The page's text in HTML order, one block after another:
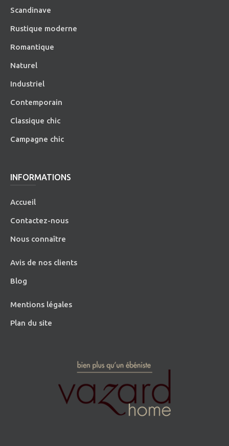
Scandinave
Rustique moderne
Romantique
Naturel
Industriel
Contemporain
Classique chic
Campagne chic
INFORMATIONS
Accueil
Contactez-nous
Nous connaître
Avis de nos clients
Blog
Mentions légales
Plan du site